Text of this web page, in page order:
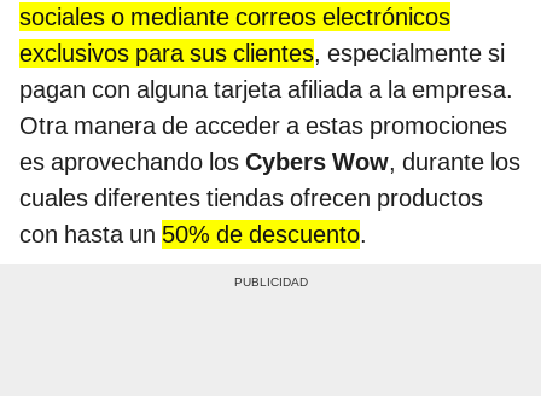
sociales o mediante correos electrónicos
exclusivos para sus clientes, especialmente si
pagan con alguna tarjeta afiliada a la empresa.
Otra manera de acceder a estas promociones
es aprovechando los Cybers Wow, durante los
cuales diferentes tiendas ofrecen productos
con hasta un 50% de descuento.